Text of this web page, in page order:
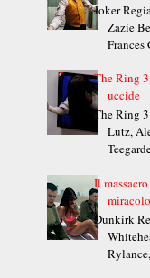
Joker
Zazie
The Ring
uccide
The Ring
Lutz,
Il
Dunkirk